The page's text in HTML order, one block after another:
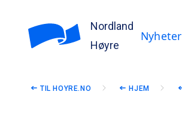
Nordland
Høyre
Nyheter
TIL HOYRE.NO HJEM